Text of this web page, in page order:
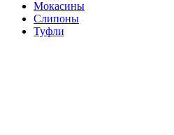
Мокасины
Слипоны
Туфли